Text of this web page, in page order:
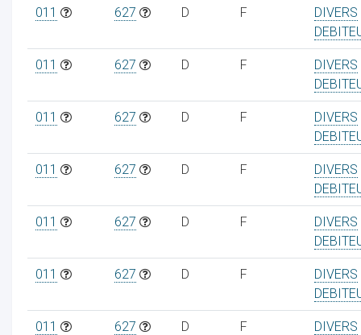
011 627 D F
DIVERS
011 627 D F
DIVERS
011 627 D F
DIVERS
011 627 D F
DIVERS
011 627 D F
DIVERS
011 627 D F
DIVERS
011 627 D F
DIVERS